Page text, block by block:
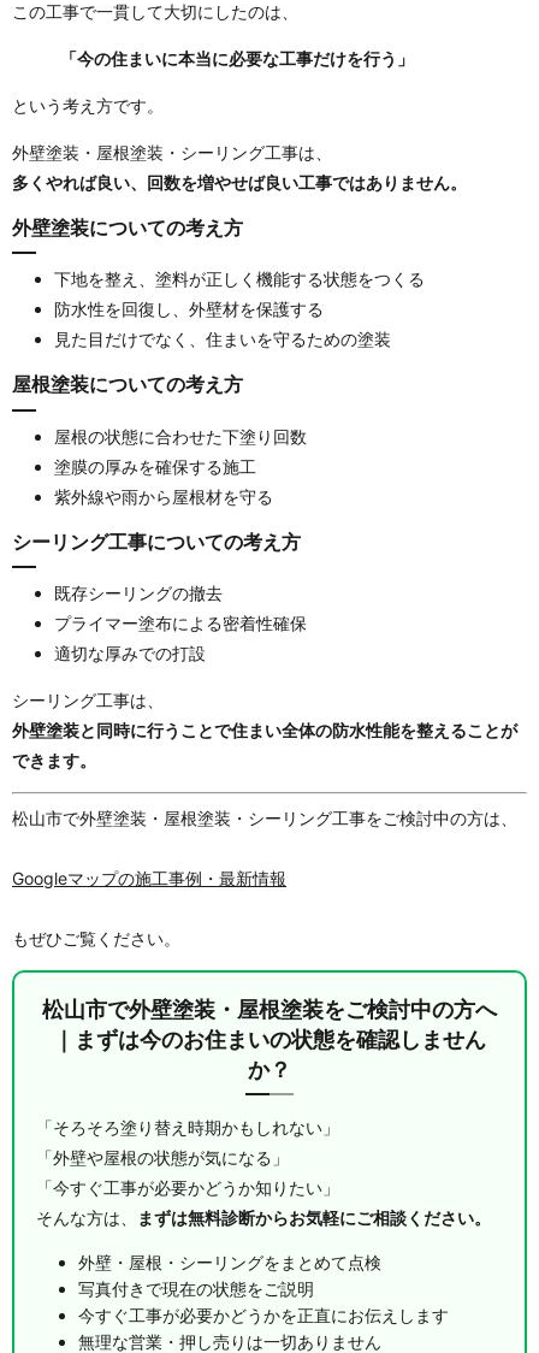
この工事で一貫して大切にしたのは、
「今の住まいに本当に必要な工事だけを行う」
という考え方です。
外壁塗装・屋根塗装・シーリング工事は、
多くやれば良い、回数を増やせば良い工事ではありません。
外壁塗装についての考え方
下地を整え、塗料が正しく機能する状態をつくる
防水性を回復し、外壁材を保護する
見た目だけでなく、住まいを守るための塗装
屋根塗装についての考え方
屋根の状態に合わせた下塗り回数
塗膜の厚みを確保する施工
紫外線や雨から屋根材を守る
シーリング工事についての考え方
既存シーリングの撤去
プライマー塗布による密着性確保
適切な厚みでの打設
シーリング工事は、
外壁塗装と同時に行うことで住まい全体の防水性能を整えることが
できます。
松山市で外壁塗装・屋根塗装・シーリング工事をご検討中の方は、
Googleマップの施工事例・最新情報
もぜひご覧ください。
松山市で外壁塗装・屋根塗装をご検討中の方へ
｜まずは今のお住まいの状態を確認しません
か？
「そろそろ塗り替え時期かもしれない」
「外壁や屋根の状態が気になる」
「今すぐ工事が必要かどうか知りたい」
そんな方は、
まずは無料診断からお気軽にご相談ください。
外壁・屋根・シーリングをまとめて点検
写真付きで現在の状態をご説明
今すぐ工事が必要かどうかを正直にお伝えします
無理な営業・押し売りは一切ありません